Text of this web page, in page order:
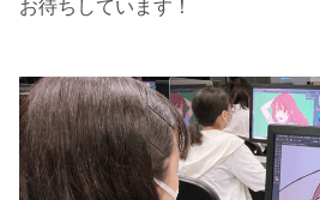
お待ちしています！